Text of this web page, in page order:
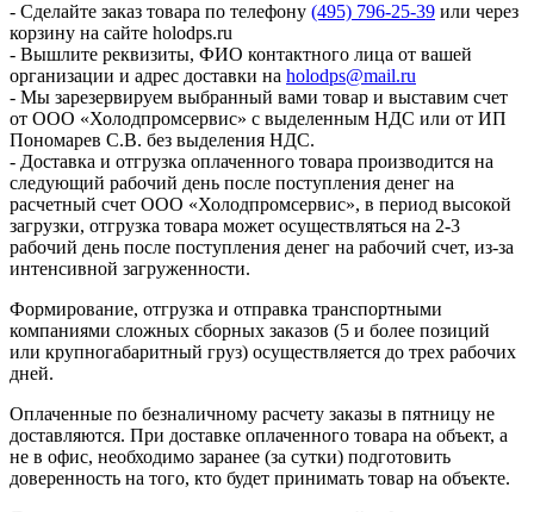
- Сделайте заказ товара по телефону (495) 796-25-39 или через
корзину на сайте holodps.ru
- Вышлите реквизиты, ФИО контактного лица от вашей
организации и адрес доставки на holodps@mail.ru
- Мы зарезервируем выбранный вами товар и выставим счет
от ООО «Холодпромсервис» с выделенным НДС или от ИП
Пономарев С.В. без выделения НДС.
- Доставка и отгрузка оплаченного товара производится на
следующий рабочий день после поступления денег на
расчетный счет ООО «Холодпромсервис», в период высокой
загрузки, отгрузка товара может осуществляться на 2-3
рабочий день после поступления денег на рабочий счет, из-за
интенсивной загруженности.
Формирование, отгрузка и отправка транспортными
компаниями сложных сборных заказов (5 и более позиций
или крупногабаритный груз) осуществляется до трех рабочих
дней.
Оплаченные по безналичному расчету заказы в пятницу не
доставляются. При доставке оплаченного товара на объект, а
не в офис, необходимо заранее (за сутки) подготовить
доверенность на того, кто будет принимать товар на объекте.